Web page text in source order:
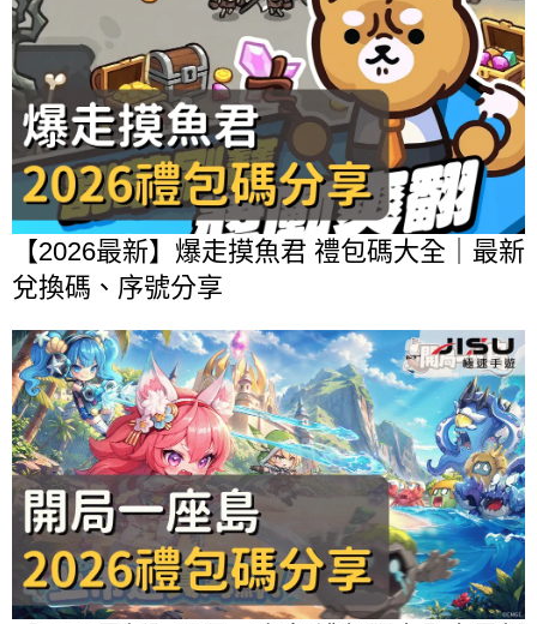
【2026最新】爆走摸魚君 禮包碼大全｜最新
兌換碼、序號分享